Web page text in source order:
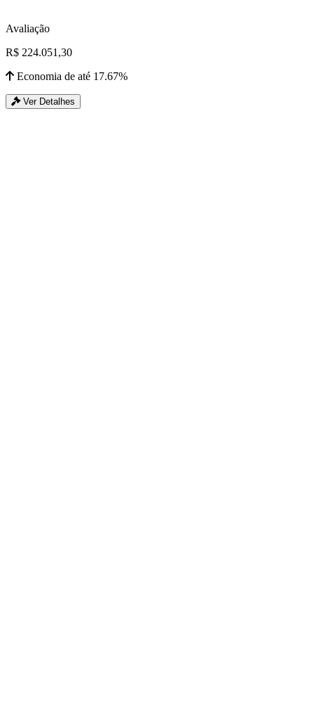
Avaliação
R$ 224.051,30
Economia de até 17.67%
Ver Detalhes